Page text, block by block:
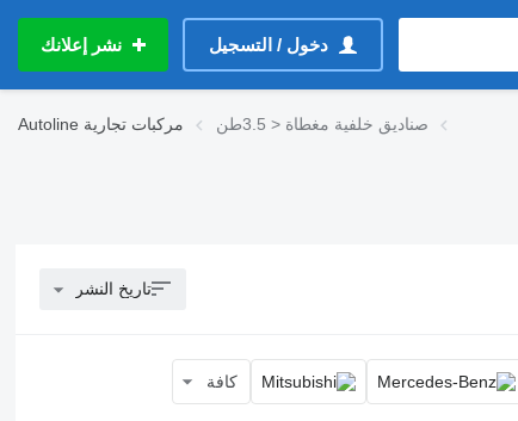
دخول / التسجيل نشر إعلانك
Autoline مركبات تجارية صناديق خلفية مغطاة < 3.5طن
تاريخ النشر
كافة